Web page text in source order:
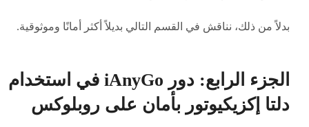
بدلاً من ذلك، نناقش في القسم التالي بديلاً أكثر أمانًا وموثوقية.
الجزء الرابع: دور iAnyGo في استخدام
دلتا إكزيكيوتور بأمان على روبلوكس